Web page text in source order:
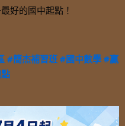
好的國中起點！
#簡杰補習班 #國中數學 #贏